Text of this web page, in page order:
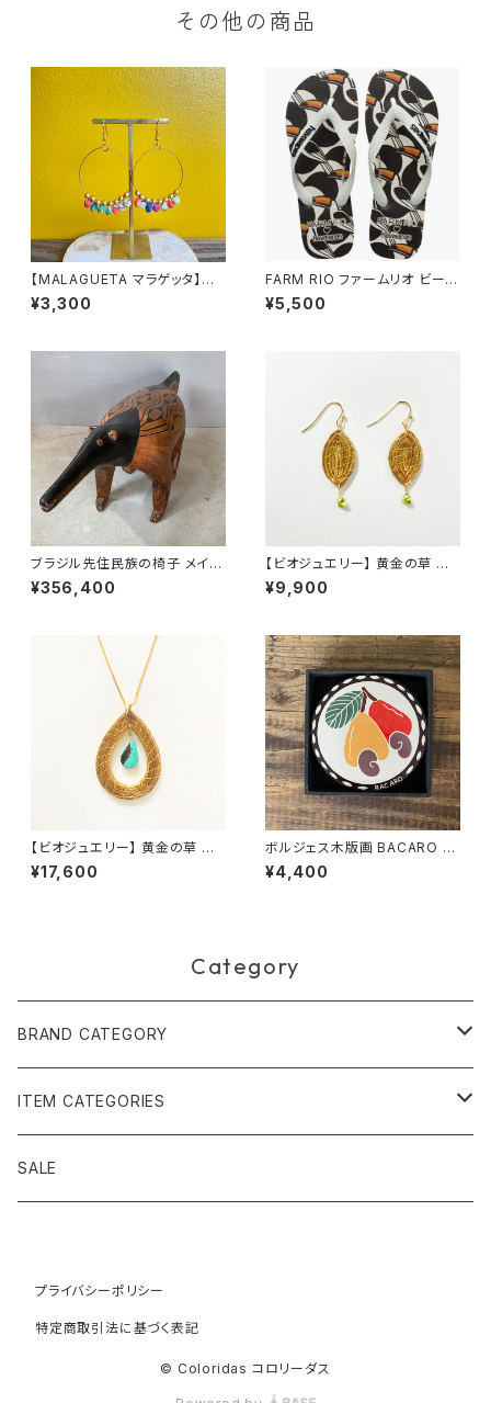
その他の商品
【MALAGUETA マラゲッタ】ファ
ブリックパール リングピアス
¥3,300
FARM RIO ファームリオ ビーチ
サンダル Havaianas Copatu
cano
¥5,500
ブラジル先住民族の椅子 メイナ
ク族 アリクイ（送料着払い）
¥356,400
【ビオジュエリー】 黄金の草 カッ
ピンドウラード ピアス＆イヤリ
¥9,900
【ビオジュエリー】 黄金の草 カッ
ピンドウラード チェーンネックレ
ス ターコイズティアドロップ
¥17,600
ボルジェス木版画 BACARO B
ORGES コースター 6枚セット
¥4,400
Category
BRAND CATEGORY
黄金の草 ビオジュエリー
ピアス＆イヤリング
ティアラ、ヘッドドレス
ボルジェス木版画
木版画 M
ブラジル先住民族の椅子
ITEM CATEGORIES
アクセサリー
ブレスレット
アパレル
SALE
プライバシーポリシー
特定商取引法に基づく表記
© Coloridas コロリーダス